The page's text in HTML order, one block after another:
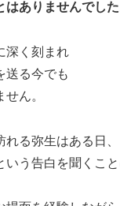
はありませんでした
深く刻まれ
送る今でも
ん。
る弥生はある日、
いう告白を聞くこと